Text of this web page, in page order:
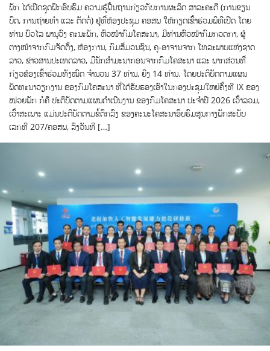
ພັກ ໄດ້ເປີດຊຸດຝຶກອົບຮົມ ຄວາມຮູ້ຟື້ນຖານກ່ຽວກັບການຜະລິດ ສາລະຄະດີ (ການຂຽນ
ບົດ, ການຖ່າຍທໍາ ແລະ ຕັດຕໍ່) ຢູ່ທີ່ຫ້ອງປະຊຸມ ຄອສພ ໃຫ້ກຽດເຂົ້າຮ່ວມພິທີເປີດ ໂດຍ
ທ່ານ ບົວໄລ ພານຸວົງ ຄະນະພັກ, ຫົວໜ້າກົມໂຄສະນາ, ມີທ່ານຫົວໜ້າກົມກວດກາ, ຜູ້
ຕາງໜ້າຈາກກົມຈັດຕັ້ງ, ຫ້ອງການ, ກົມສື່ມວນຊົນ, ຄູ-ອາຈານຈາກ ໂທລະພາບແຫ່ງຊາດ
ລາວ, ຂ່າວສານປະເທດລາວ, ມີນັກສໍາມະນາກອນຈາກກົມໂຄສະນາ ແລະ ພາກສ່ວນທີ່
ກ່ຽວຂ້ອງເຂົ້າຮ່ວມທັງໝົດ ຈໍານວນ 37 ທ່ານ, ຍິງ 14 ທ່ານ. ໂດຍປະຕິບັດຕາມແຜນ
ພັດທະນາວຽກງານ ຂອງກົມໂຄສະນາ ທີ່ໄດ້ຮັບຮອງເອົາໃນກອງປະຊຸມໃຫຍ່ຄັ້ງທີ IX ຂອງ
ໜ່ວຍພັກ ກໍຄື ປະຕິບັດຕາມແຜນດໍາເນີນງານ ຂອງກົມໂຄສະນາ ປະຈໍາປີ 2026 ເວົ້າລວມ,
ເວົ້າສະເພາະ ແມ່ນປະຕິບັດຕາມຂໍ້ຕົກລົງ ຂອງຄະນະໂຄສະນາອົບຮົມສູນກາງພັກສະບັບ
ເລກທີ 207/ຄອສພ, ລົງວັນທີ […]